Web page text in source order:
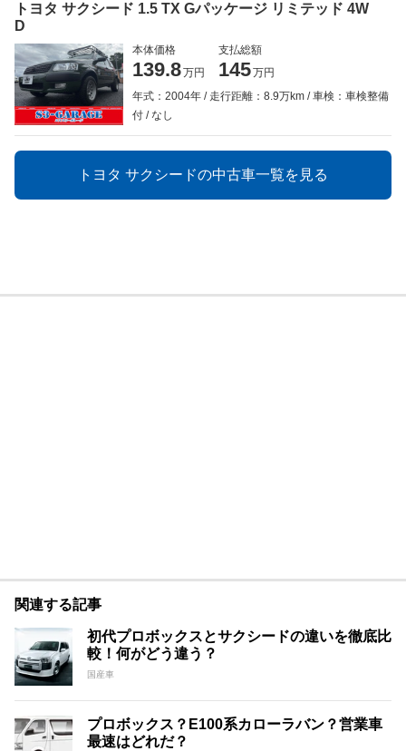
トヨタ サクシード 1.5 TX Gパッケージ リミテッド 4W
D
本体価格
139.8万円
支払総額
145万円
年式：2004年
走行距離：8.9万km
車検：車検整備
付
なし
トヨタ サクシードの中古車一覧を見る
関連する記事
初代プロボックスとサクシードの違いを徹底比
較！何がどう違う？
国産車
プロボックス？E100系カローラバン？営業車
最速はどれだ？